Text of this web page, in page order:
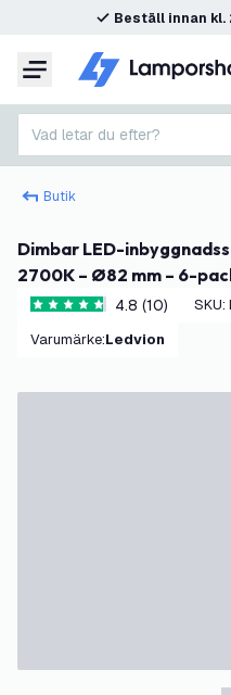
Beställ innan kl.
Meny
Vad letar du efter?
Butik
Dimbar LED-inbyggnadsspot Vit – Amsterdam – 3W –
2700K – Ø82 mm – 6-
4.8 stjärnbetyg4.8 (10) SKU:
Varumärke: Ledvion